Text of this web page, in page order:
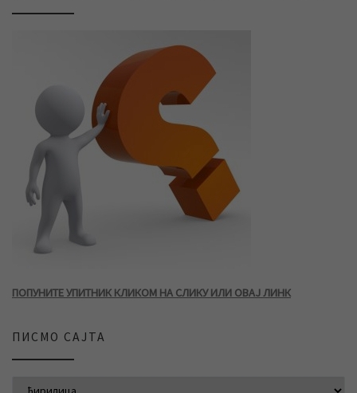
ПОПУНИТЕ УПИТНИК КЛИКОМ НА СЛИКУ ИЛИ ОВАЈ ЛИНК
ПИСМО САЈТА